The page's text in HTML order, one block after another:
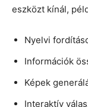
eszközt kínál,
Nyelvi
Információk
Képek
Interaktív